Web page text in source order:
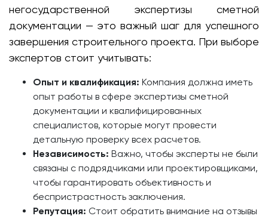
негосударственной экспертизы сметной
документации — это важный шаг для успешного
завершения строительного проекта. При выборе
экспертов стоит учитывать:
Опыт и квалификация: Компания должна иметь
опыт работы в сфере экспертизы сметной
документации и квалифицированных
специалистов, которые могут провести
детальную проверку всех расчетов.
Независимость: Важно, чтобы эксперты не были
связаны с подрядчиками или проектировщиками,
чтобы гарантировать объективность и
беспристрастность заключения.
Репутация: Стоит обратить внимание на отзывы